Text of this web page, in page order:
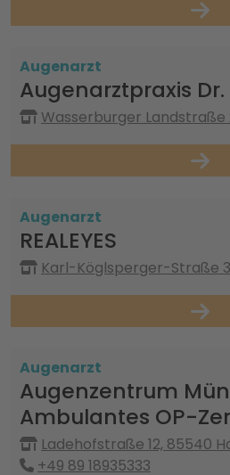
Augenarzt
Augenarztpraxis
Wasserburger Landstraße
Augenarzt
REALEYES
Karl-Köglsperger-Straße
Augenarzt
Augenzentrum
Ambulantes OP-
Ladehofstraße 12, 85540
+49 89 18935333